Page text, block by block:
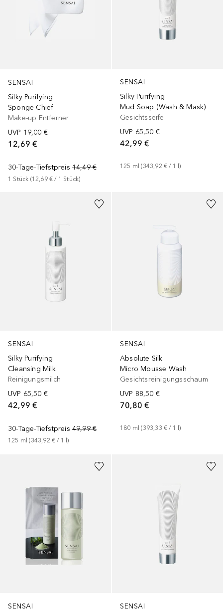
SENSAI
Silky Purifying
Sponge Chief
Make-up Entferner
UVP 19,00 €
12,69 €
30-Tage-Tiefstpreis 14,49 €
1 Stück (12,69 € / 1 Stück)
SENSAI
Silky Purifying
Mud Soap (Wash & Mask)
Gesichtsseife
UVP 65,50 €
42,99 €
125 ml (343,92 € / 1 l)
SENSAI
Silky Purifying
Cleansing Milk
Reinigungsmilch
UVP 65,50 €
42,99 €
30-Tage-Tiefstpreis 49,99 €
125 ml (343,92 € / 1 l)
SENSAI
Absolute Silk
Micro Mousse Wash
Gesichtsreinigungsschaum
UVP 88,50 €
70,80 €
180 ml (393,33 € / 1 l)
SENSAI SENSAI